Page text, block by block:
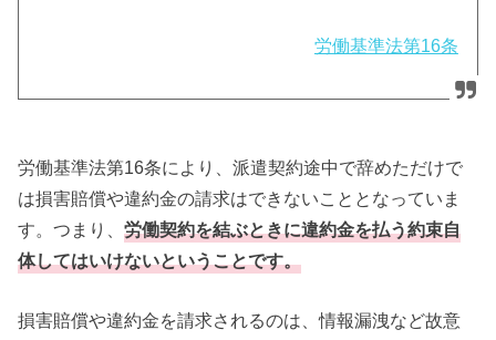
労働基準法第16条
労働基準法第16条により、派遣契約途中で辞めただけで
は損害賠償や違約金の請求はできないこととなっていま
す。つまり、労働契約を結ぶときに違約金を払う約束自
体してはいけないということです。
損害賠償や違約金を請求されるのは、情報漏洩など故意